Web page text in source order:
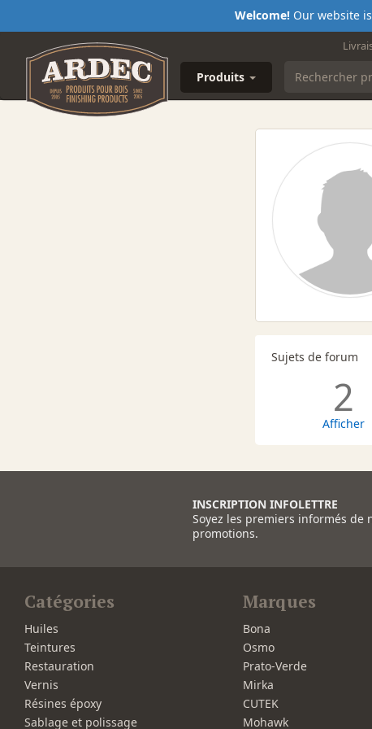
Welcome!Our website
Produits
Sujets de forum
2
Afficher
INSCRIPTION INFOLETTRE
Soyez les premiers informés de
promotions.
Catégories
Huiles
Teintures
Restauration
Vernis
Résines époxy
Sablage et polissage
Marques
Bona
Osmo
Prato-Verde
Mirka
CUTEK
Mohawk